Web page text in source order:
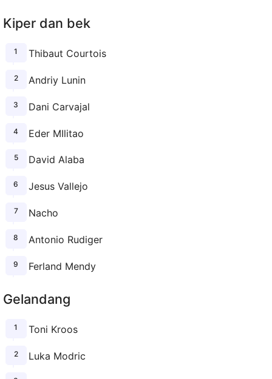
Kiper dan bek
Thibaut Courtois
Andriy Lunin
Dani Carvajal
Eder MIlitao
David Alaba
Jesus Vallejo
Nacho
Antonio Rudiger
Ferland Mendy
Gelandang
Toni Kroos
Luka Modric